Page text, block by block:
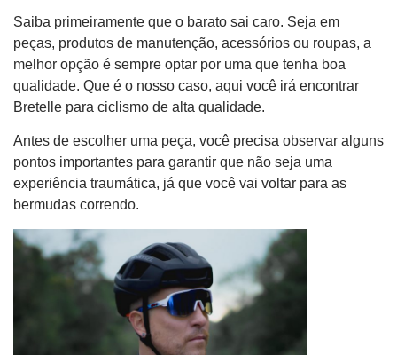
Saiba primeiramente que o barato sai caro. Seja em
peças, produtos de manutenção, acessórios ou roupas, a
melhor opção é sempre optar por uma que tenha boa
qualidade. Que é o nosso caso, aqui você irá encontrar
Bretelle para ciclismo de alta qualidade.
Antes de escolher uma peça, você precisa observar alguns
pontos importantes para garantir que não seja uma
experiência traumática, já que você vai voltar para as
bermudas correndo.